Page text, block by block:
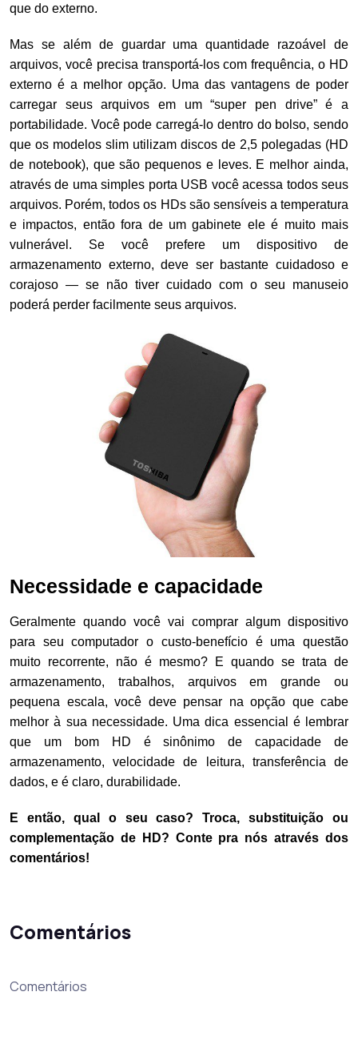
que do externo.
Mas se além de guardar uma quantidade razoável de
arquivos, você precisa transportá-los com frequência, o HD
externo é a melhor opção. Uma das vantagens de poder
carregar seus arquivos em um “super pen drive” é a
portabilidade. Você pode carregá-lo dentro do bolso, sendo
que os modelos slim utilizam discos de 2,5 polegadas (HD
de notebook), que são pequenos e leves. E melhor ainda,
através de uma simples porta USB você acessa todos seus
arquivos. Porém, todos os HDs são sensíveis a temperatura
e impactos, então fora de um gabinete ele é muito mais
vulnerável. Se você prefere um dispositivo de
armazenamento externo, deve ser bastante cuidadoso e
corajoso — se não tiver cuidado com o seu manuseio
poderá perder facilmente seus arquivos.
Necessidade e capacidade
Geralmente quando você vai comprar algum dispositivo
para seu computador o custo-benefício é uma questão
muito recorrente, não é mesmo? E quando se trata de
armazenamento, trabalhos, arquivos em grande ou
pequena escala, você deve pensar na opção que cabe
melhor à sua necessidade. Uma dica essencial é lembrar
que um bom HD é sinônimo de capacidade de
armazenamento, velocidade de leitura, transferência de
dados, e é claro, durabilidade.
E então, qual o seu caso? Troca, substituição ou
complementação de HD? Conte pra nós através dos
comentários!
Comentários
Comentários